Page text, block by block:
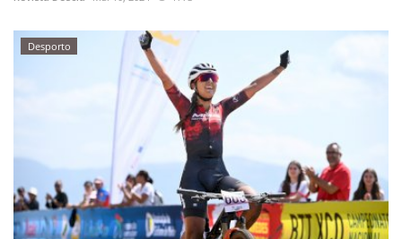
Estatuto Editorial
Saúde
Cultura
Lazer
Desporto